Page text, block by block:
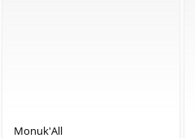
Monuk'All